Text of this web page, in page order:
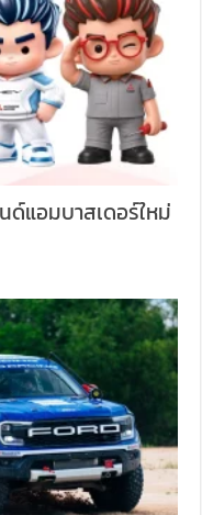
ด์แอมบาสเดอร์ใหม่